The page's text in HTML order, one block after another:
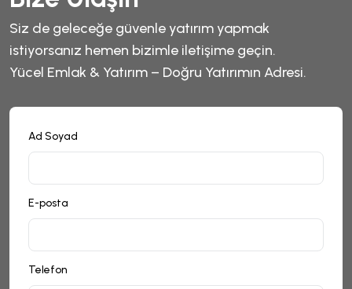
Siz de geleceğe güvenle yatırım yapmak
istiyorsanız hemen bizimle iletişime geçin.
Yücel Emlak & Yatırım – Doğru Yatırımın Adresi.
Ad Soyad
E-posta
Telefon